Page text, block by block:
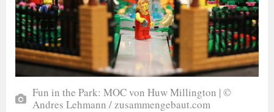
Fun in the Park: MOC von Huw Millington | ©
Andres Lehmann / zusammengebaut.com